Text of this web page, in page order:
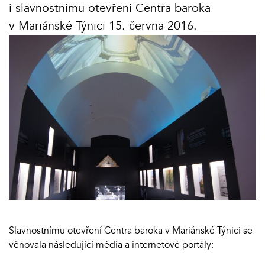
i slavnostnímu otevření Centra baroka
v Mariánské Týnici 15. června 2016.
Slavnostnímu otevření Centra baroka v Mariánské Týnici se
věnovala následující média a internetové portály: